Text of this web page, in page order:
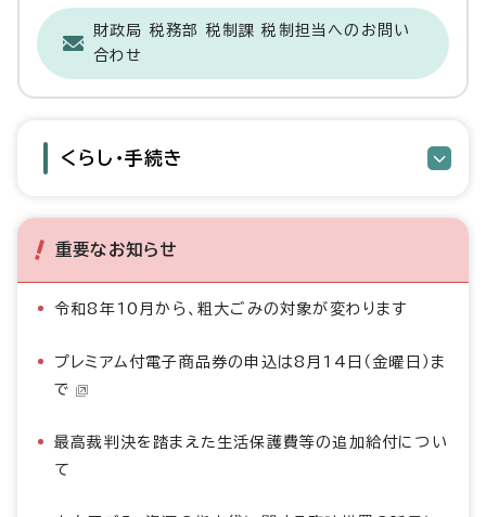
財政局 税務部 税制課 税制担当へのお問い
合わせ
くらし・手続き
重要なお知らせ
令和8年10月から、粗大ごみの対象が変わります
プレミアム付電子商品券の申込は8月14日（金曜日）ま
で
最高裁判決を踏まえた生活保護費等の追加給付につい
て